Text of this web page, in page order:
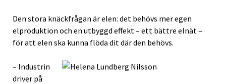
Den stora knäckfrågan är elen: det behövs mer egen
elproduktion och en utbyggd effekt – ett bättre elnät –
för att elen ska kunna flöda dit där den behövs.
– Industrin
driver på